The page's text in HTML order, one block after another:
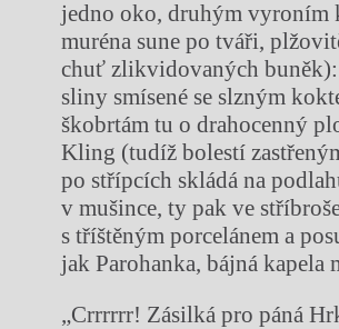
jedno oko, druhým vyroním
muréna sune po tváři,
chuť zlikvidovaných
sliny smísené se slzným
škobrtám tu o drahocenný
Kling (tudíž bolestí
po střípcích skládá na
v mušince, ty pak ve
s tříštěným porcelánem a
jak Parohanka, bájná
„Crrrrrr! Zásilká pro páná